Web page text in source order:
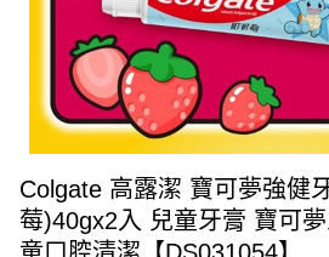
Colgate 高露潔 寶可夢強健
莓)40gx2入 兒童牙膏 寶可